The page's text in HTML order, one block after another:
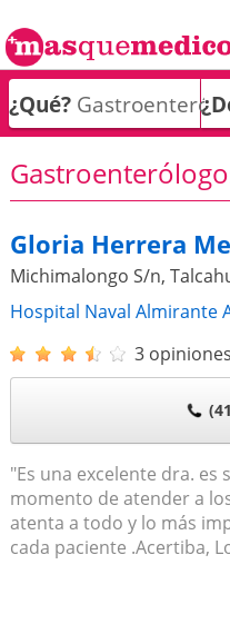
¿Qué?
Gloria Herrera
Michimalongo S/n,
Hospital Naval Almirante
3 opiniones
"Es una excelente dra. es
momento de atender a
atenta a todo y lo más
cada paciente .Acertiba,